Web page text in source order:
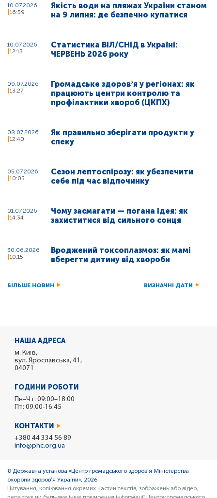
10.07.2026
16:59
Якість води на пляжах України станом
на 9 липня: де безпечно купатися
10.07.2026
12:13
Статистика ВІЛ/СНІД в Україні:
ЧЕРВЕНЬ 2026 року
09.07.2026
13:27
Громадське здоровʼя у регіонах: як
працюють центри контролю та
профілактики хвороб (ЦКПХ)
08.07.2026
12:40
Як правильно зберігати продукти у
спеку
05.07.2026
10:05
Сезон лептоспірозу: як убезпечити
себе під час відпочинку
01.07.2026
14:34
Чому засмагати — погана ідея: як
захиститися від сильного сонця
30.06.2026
10:15
Вроджений токсоплазмоз: як мамі
вберегти дитину від хвороби
БІЛЬШЕ НОВИН ВИЗНАЧНІ ДАТИ
НАША АДРЕСА
м. Київ,
вул. Ярославська, 41,
04071
ГОДИНИ РОБОТИ
Пн–Чт: 09:00–18:00
Пт: 09:00-16:45
КОНТАКТИ
+380 44 334 56 89
info@phc.org.ua
© Державна установа «Центр громадського здоров’я Міністерства
охорони здоров’я України», 2026
Цитування, копіювання окремих частин текстів, зображень або відео,